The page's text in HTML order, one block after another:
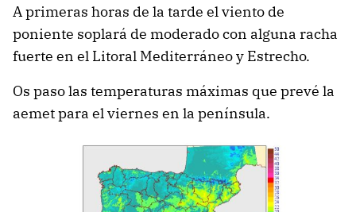
A primeras horas de la tarde el viento de
poniente soplará de moderado con alguna racha
fuerte en el Litoral Mediterráneo y Estrecho.
Os paso las temperaturas máximas que prevé la
aemet para el viernes en la península.